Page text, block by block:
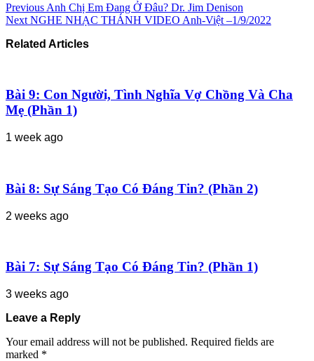
Previous Anh Chị Em Đang Ở Đâu? Dr. Jim Denison
Next NGHE NHẠC THÁNH VIDEO Anh-Việt –1/9/2022
Related Articles
Bài 9: Con Người, Tình Nghĩa Vợ Chồng Và Cha
Mẹ (Phần 1)
1 week ago
Bài 8: Sự Sáng Tạo Có Đáng Tin? (Phần 2)
2 weeks ago
Bài 7: Sự Sáng Tạo Có Đáng Tin? (Phần 1)
3 weeks ago
Leave a Reply
Your email address will not be published. Required fields are
marked *